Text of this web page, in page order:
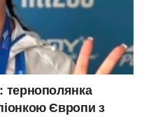
тернополянка
Європи з